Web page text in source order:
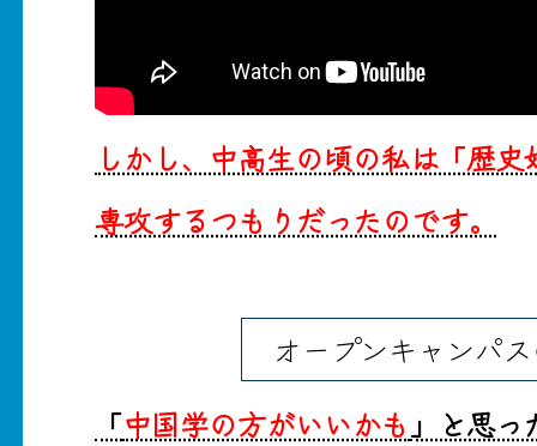
しかし、中高生の頃の私は「歴
専攻するつもりだったのです。
オープンキャンパ
「中国学の方がいいかも 」と思っ